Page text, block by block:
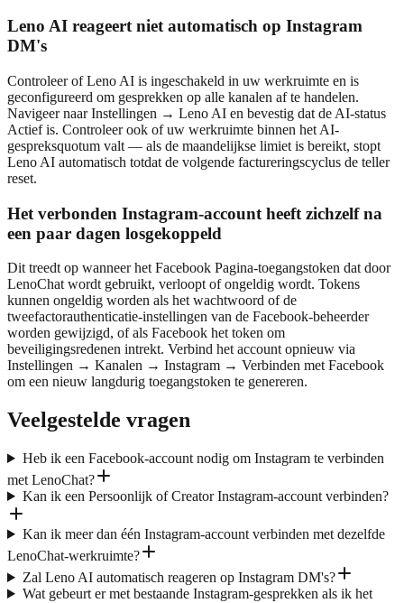
Leno AI reageert niet automatisch op Instagram
DM's
Controleer of Leno AI is ingeschakeld in uw werkruimte en is
geconfigureerd om gesprekken op alle kanalen af te handelen.
Navigeer naar Instellingen → Leno AI en bevestig dat de AI-status
Actief is. Controleer ook of uw werkruimte binnen het AI-
gespreksquotum valt — als de maandelijkse limiet is bereikt, stopt
Leno AI automatisch totdat de volgende factureringscyclus de teller
reset.
Het verbonden Instagram-account heeft zichzelf na
een paar dagen losgekoppeld
Dit treedt op wanneer het Facebook Pagina-toegangstoken dat door
LenoChat wordt gebruikt, verloopt of ongeldig wordt. Tokens
kunnen ongeldig worden als het wachtwoord of de
tweefactorauthenticatie-instellingen van de Facebook-beheerder
worden gewijzigd, of als Facebook het token om
beveiligingsredenen intrekt. Verbind het account opnieuw via
Instellingen → Kanalen → Instagram → Verbinden met Facebook
om een nieuw langdurig toegangstoken te genereren.
Veelgestelde vragen
Heb ik een Facebook-account nodig om Instagram te verbinden
met LenoChat?
Kan ik een Persoonlijk of Creator Instagram-account verbinden?
Kan ik meer dan één Instagram-account verbinden met dezelfde
LenoChat-werkruimte?
Zal Leno AI automatisch reageren op Instagram DM's?
Wat gebeurt er met bestaande Instagram-gesprekken als ik het